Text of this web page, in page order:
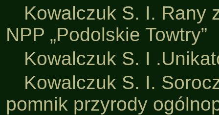
Kowalczuk S. I. Rany
NPP „Podolskie Towtry”
Kowalczuk S. I
Kowalczuk S. I.
pomnik przyrody